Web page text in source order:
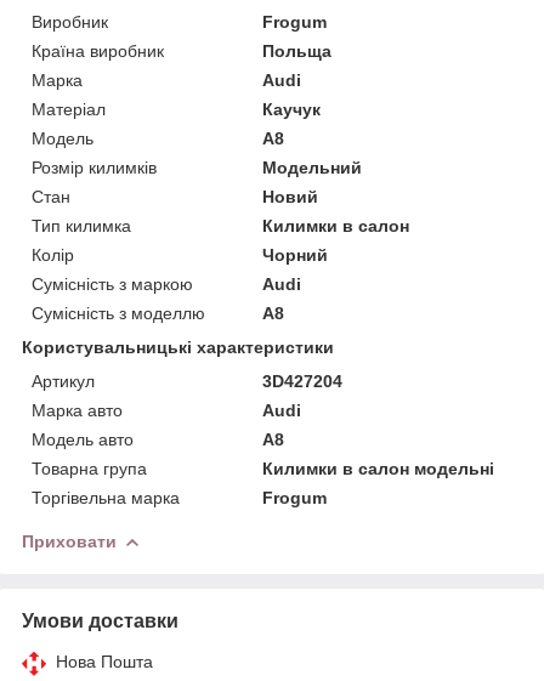
Виробник
Frogum
Країна виробник
Польща
Марка
Audi
Матеріал
Каучук
Модель
A8
Розмір килимків
Модельний
Стан
Новий
Тип килимка
Килимки в салон
Колір
Чорний
Сумісність з маркою
Audi
Сумісність з моделлю
A8
Користувальницькі характеристики
Артикул
3D427204
Марка авто
Audi
Модель авто
A8
Товарна група
Килимки в салон модельні
Торгівельна марка
Frogum
Приховати
Умови доставки
Нова Пошта